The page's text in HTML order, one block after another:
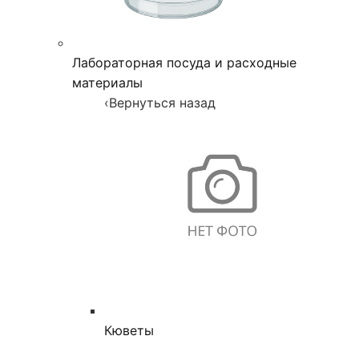
Лабораторная посуда и расходные
материалы
‹Вернуться назад
Кюветы